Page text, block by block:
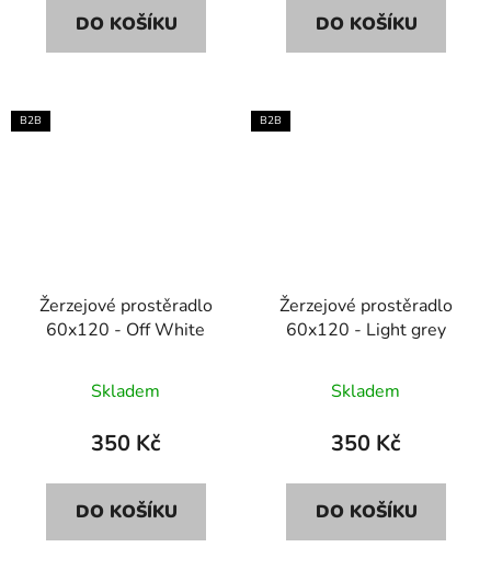
DO KOŠÍKU DO KOŠÍKU
B2B
Žerzejové prostěradlo
60x120 - Off White
Skladem
350 Kč
DO KOŠÍKU
B2B
Žerzejové prostěradlo
60x120 - Light grey
Skladem
350 Kč
DO KOŠÍKU